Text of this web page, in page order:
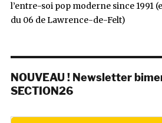
l’entre-soi pop moderne since 1991
du 06 de Lawrence-de-Felt)
NOUVEAU ! Newsletter
SECTION26